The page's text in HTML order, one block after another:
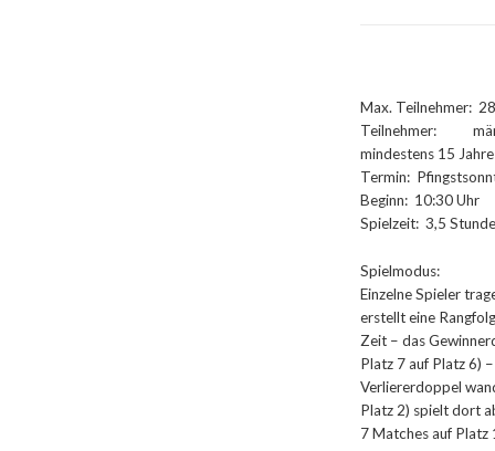
Max. Teilnehmer:
Teilnehmer:
mindestens 15 Jahre
Termin:
Beginn: 10:30 Uhr
Spielzeit: 3,5
Spielmodus:
Einzelne Spieler
erstellt eine
Zeit – das
Platz 7 auf Platz 6)
Verliererdoppel
Platz 2) spielt dort
7 Matches auf